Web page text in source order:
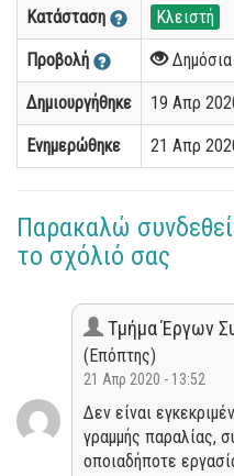
Κατάσταση Κλειστή
Προβολή Δημόσια
Δημιουργήθηκε 19 Απρ
Ενημερώθηκε 21 Απρ
Παρακαλώ
το σχόλιό σας
Τμήμα Έργων
(Επόπτης)
21 Απρ 2020 - 13:52
Δεν είναι
γραμμής παραλίας,
οποιαδήποτε